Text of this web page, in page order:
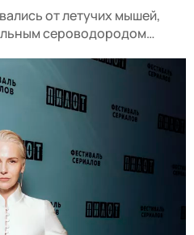
от летучих мышей,
сероводородом…